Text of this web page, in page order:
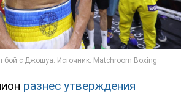
разнес утверждения